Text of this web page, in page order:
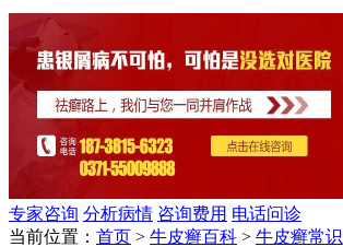
专家咨询 分析病情 咨询费用 电话问诊
当前位置： 首页 > 牛皮癣百科 > 牛皮癣常识